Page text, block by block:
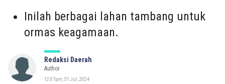
Inilah berbagai lahan tambang untuk
ormas keagamaan.
Redaksi Daerah
Author
12:07pm, 31 Jul, 2024